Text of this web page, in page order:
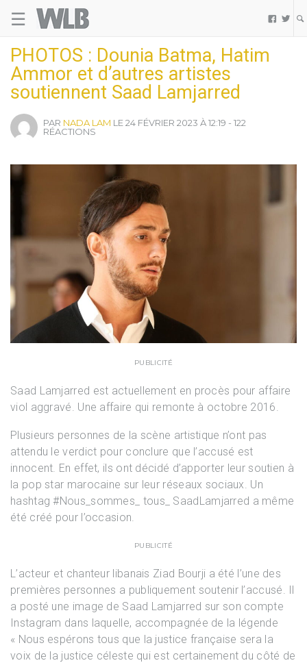
☰  
PHOTOS : Dounia Batma, Hatim
Ammor et d’autres artistes
soutiennent Saad Lamjarred
PAR NADA LAM LE 24 FÉVRIER 2023 À 12:19 - 122
RÉACTIONS
PUBLICITÉ
Saad Lamjarred est actuellement en procès pour affaire
viol aggravé. Une affaire qui remonte à octobre 2016.
Plusieurs personnes de la scène artistique n’ont pas
attendu le verdict pour conclure que l’accusé est
innocent. En effet, ils ont décidé d’apporter leur soutien à
la pop star marocaine sur leur réseaux sociaux. Un
hashtag #Nous_sommes_ tous_ SaadLamjarred a même
été créé pour l’occasion.
PUBLICITÉ
L’acteur et chanteur libanais Ziad Bourji a été l’une des
premières personnes a publiquement soutenir l’accusé. Il
a posté une image de Saad Lamjarred sur son compte
Instagram dans laquelle, accompagnée de la légende
« Nous espérons tous que la justice française sera la
voix de la justice céleste qui est certainement du côté de